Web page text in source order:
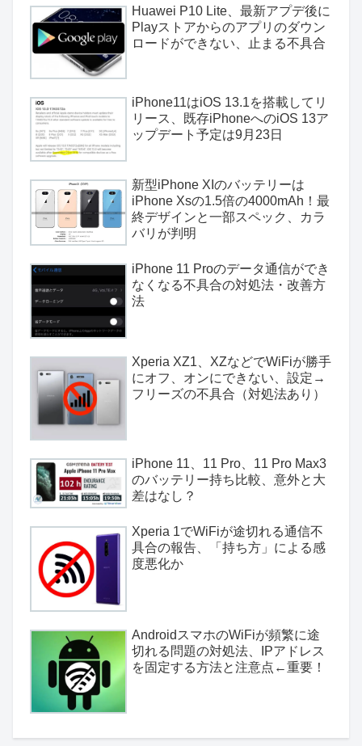
Huawei P10 Lite、最新アプデ後に
Playストアからのアプリのダウン
ロードができない、止まる不具合
iPhone11はiOS 13.1を搭載してリ
リース、既存iPhoneへのiOS 13ア
ップデート予定は9月23日
新型iPhone XIのバッテリーは
iPhone Xsの1.5倍の4000mAh！最
終デザインと一部スペック、カラ
バリが判明
iPhone 11 Proのデータ通信ができ
なくなる不具合の対処法・改善方
法
Xperia XZ1、XZなどでWiFiが勝手
にオフ、オンにできない、設定→
フリーズの不具合（対処法あり）
iPhone 11、11 Pro、11 Pro Max3
のバッテリー持ち比較、意外と大
差はなし？
Xperia 1でWiFiが途切れる通信不
具合の報告、「持ち方」による感
度悪化か
AndroidスマホのWiFiが頻繁に途
切れる問題の対処法、IPアドレス
を固定する方法と注意点←重要！